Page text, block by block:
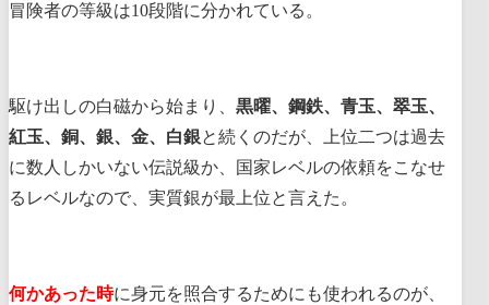
冒険者の等級は10段階に分かれている。
駆け出しの白磁から始まり、 黒曜、鋼鉄、青玉、翠玉、
紅玉、銅、銀、金、白銀と続くのだが、上位二つは過去
に数人しかいない伝説級か、国家レベルの依頼をこなせ
るレベルなので、実質銀が最上位と言えた。
何かあった時に身元を照合するためにも使われるのが、